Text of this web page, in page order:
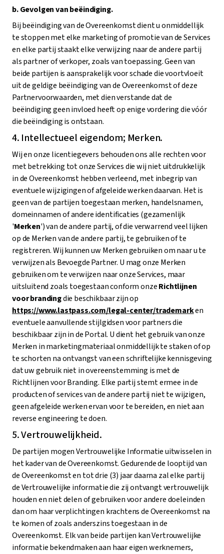
b. Gevolgen van beëindiging.
Bij beëindiging van de Overeenkomst dient u onmiddellijk
te stoppen met elke marketing of promotie van de Services
en elke partij staakt elke verwijzing naar de andere partij
als partner of verkoper, zoals van toepassing. Geen van
beide partijen is aansprakelijk voor schade die voortvloeit
uit de geldige beëindiging van de Overeenkomst of deze
Partnervoorwaarden, met dien verstande dat de
beëindiging geen invloed heeft op enige vordering die vóór
die beëindiging is ontstaan.
4. Intellectueel eigendom; Merken.
Wij en onze licentiegevers behouden ons alle rechten voor
met betrekking tot onze Services die wij niet uitdrukkelijk
in de Overeenkomst hebben verleend, met inbegrip van
eventuele wijzigingen of afgeleide werken daarvan. Het is
geen van de partijen toegestaan merken, handelsnamen,
domeinnamen of andere identificaties (gezamenlijk
'Merken') van de andere partij, of die verwarrend veel lijken
op de Merken van de andere partij, te gebruiken of te
registreren. Wij kunnen uw Merken gebruiken om naar u te
verwijzen als Bevoegde Partner. U mag onze Merken
gebruiken om te verwijzen naar onze Services, maar
uitsluitend zoals toegestaan conform onzeRichtlijnen
voor brandingdie beschikbaar zijn op
https://www.lastpass.com/legal-center/trademarken
eventuele aanvullende stijlgidsen voor partners die
beschikbaar zijn in de Portal. U dient het gebruik van onze
Merken in marketingmateriaal onmiddellijk te staken of op
te schorten na ontvangst van een schriftelijke kennisgeving
dat uw gebruik niet in overeenstemming is met de
Richtlijnen voor Branding. Elke partij stemt ermee in de
producten of services van de andere partij niet te wijzigen,
geen afgeleide werken ervan voor te bereiden, en niet aan
reverse engineering te doen.
5. Vertrouwelijkheid.
De partijen mogen Vertrouwelijke Informatie uitwisselen in
het kader van de Overeenkomst. Gedurende de looptijd van
de Overeenkomst en tot drie (3) jaar daarna zal elke partij
de Vertrouwelijke informatie die zij ontvangt vertrouwelijk
houden en niet delen of gebruiken voor andere doeleinden
dan om haar verplichtingen krachtens de Overeenkomst na
te komen of zoals anderszins toegestaan in de
Overeenkomst. Elk van beide partijen kan Vertrouwelijke
informatie bekendmaken aan haar eigen werknemers,